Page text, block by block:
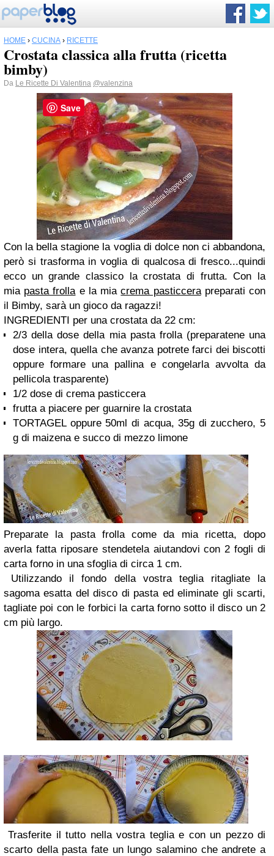
HOME › CUCINA › RICETTE
Crostata classica alla frutta (ricetta
bimby)
Da Le Ricette Di Valentina @valenzina
Con la bella stagione la voglia di dolce non ci abbandona,
però si trasforma in voglia di qualcosa di fresco...quindi
ecco un grande classico la crostata di frutta. Con la
mia pasta frollae la miacrema pasticcerapreparati con
il Bimby, sarà un gioco da ragazzi!
INGREDIENTI per una crostata da 22 cm:
2/3 della dose della mia pasta frolla (preparatene una
dose intera, quella che avanza potrete farci dei biscotti
oppure formare una pallina e congelarla avvolta da
pellicola trasparente)
1/2 dose di crema pasticcera
frutta a piacere per guarnire la crostata
TORTAGEL oppure 50ml di acqua, 35g di zucchero, 5
g di maizena e succo di mezzo limone
Preparate la pasta frolla come da mia ricetta, dopo
averla fatta riposare stendetela aiutandovi con 2 fogli di
carta forno in una sfoglia di circa 1 cm.
Utilizzando il fondo della vostra teglia ritagliate la
sagoma esatta del disco di pasta ed eliminate gli scarti,
tagliate poi con le forbici la carta forno sotto il disco un 2
cm più largo.
Trasferite il tutto nella vostra teglia e con un pezzo di
scarto della pasta fate un lungo salamino che andrete a
Save